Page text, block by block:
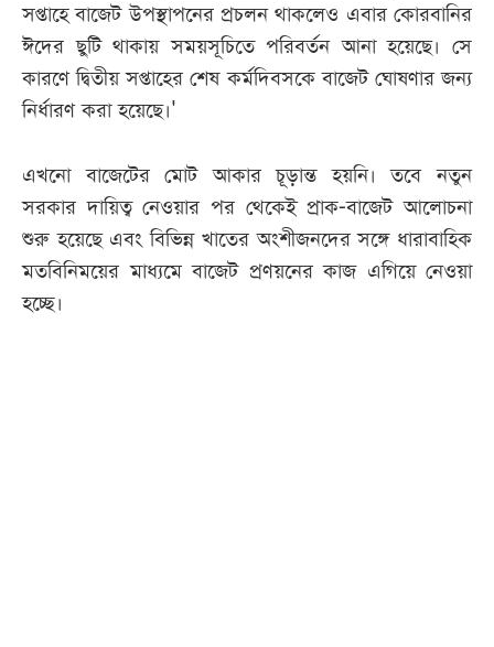
সপ্তাহে বাজেট উপস্থাপনের প্রচলন থাকলেও এবার কোরবানির
ঈদের ছুটি থাকায় সময়সূচিতে পরিবর্তন আনা হয়েছে। সে
কারণে দ্বিতীয় সপ্তাহের শেষ কর্মদিবসকে বাজেট ঘোষণার জন্য
নির্ধারণ করা হয়েছে।'
এখনো বাজেটের মোট আকার চূড়ান্ত হয়নি। তবে নতুন
সরকার দায়িত্ব নেওয়ার পর থেকেই প্রাক-বাজেট আলোচনা
শুরু হয়েছে এবং বিভিন্ন খাতের অংশীজনদের সঙ্গে ধারাবাহিক
মতবিনিময়ের মাধ্যমে বাজেট প্রণয়নের কাজ এগিয়ে নেওয়া
হচ্ছে।